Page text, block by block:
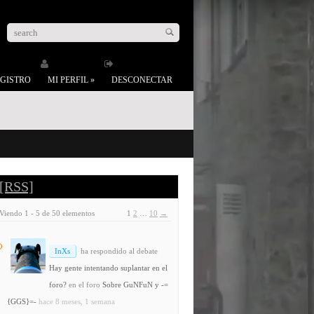
MI PERFIL » DESCONECTAR
[RSS]
Viendo 1 - 5 de 50 elementos 1 2 10 →
InXs
ha respondido al debate
Hay gente intentando suplantar en el
foro? en el foro Sobre GuNFuN y -=
{GGS}=- hace 8 meses, 1 semana